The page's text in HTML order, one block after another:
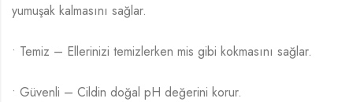
yumuşak kalmasını sağlar.
• Temiz – Ellerinizi temizlerken mis gibi kokmasını sağlar.
• Güvenli – Cildin doğal pH değerini korur.